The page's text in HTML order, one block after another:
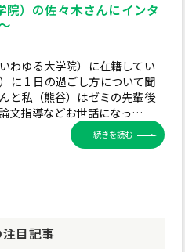
）の佐々木さんにインタ
わゆる大学院）に在籍してい
に 1 日の過ごし方について聞
と私（熊谷）はゼミの先輩後
文指導などお世話になっ…
続きを読む
目記事